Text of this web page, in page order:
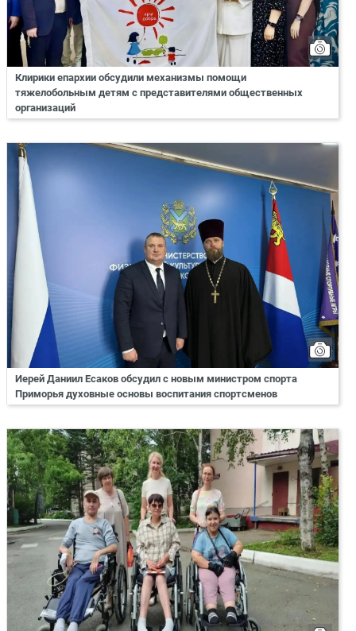
Клирики епархии обсудили механизмы помощи
тяжелобольным детям с представителями общественных
организаций
Иерей Даниил Есаков обсудил с новым министром спорта
Приморья духовные основы воспитания спортсменов